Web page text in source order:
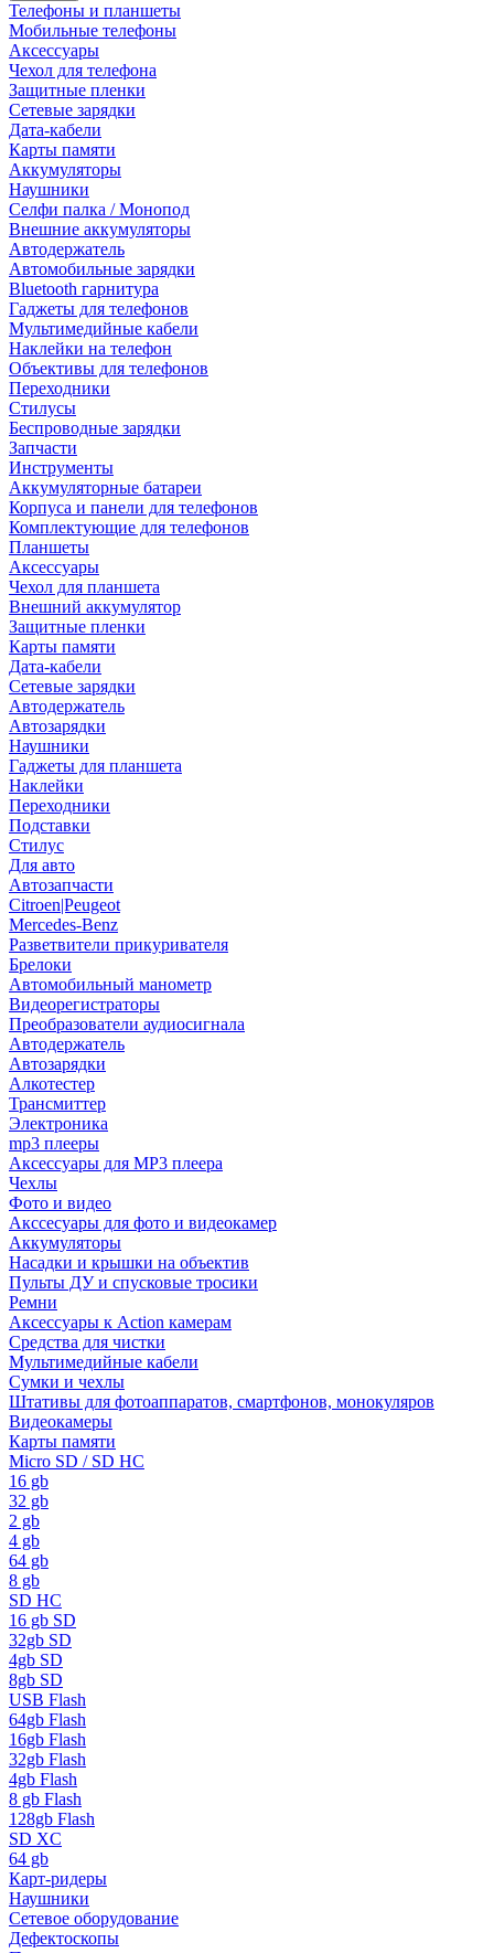
Телефоны и планшеты
Мобильные телефоны
Аксессуары
Чехол для телефона
Защитные пленки
Сетевые зарядки
Дата-кабели
Карты памяти
Аккумуляторы
Наушники
Селфи палка / Монопод
Внешние аккумуляторы
Автодержатель
Автомобильные зарядки
Bluetooth гарнитура
Гаджеты для телефонов
Мультимедийные кабели
Наклейки на телефон
Объективы для телефонов
Переходники
Стилусы
Беспроводные зарядки
Запчасти
Инструменты
Аккумуляторные батареи
Корпуса и панели для телефонов
Комплектующие для телефонов
Планшеты
Аксессуары
Чехол для планшета
Внешний аккумулятор
Защитные пленки
Карты памяти
Дата-кабели
Сетевые зарядки
Автодержатель
Автозарядки
Наушники
Гаджеты для планшета
Наклейки
Переходники
Подставки
Стилус
Для авто
Автозапчасти
Citroen|Peugeot
Mercedes-Benz
Разветвители прикуривателя
Брелоки
Автомобильный манометр
Видеорегистраторы
Преобразователи аудиосигнала
Автодержатель
Автозарядки
Алкотестер
Трансмиттер
Электроника
mp3 плееры
Аксессуары для MP3 плеера
Чехлы
Фото и видео
Акссесуары для фото и видеокамер
Аккумуляторы
Насадки и крышки на объектив
Пульты ДУ и спусковые тросики
Ремни
Аксессуары к Action камерам
Средства для чистки
Мультимедийные кабели
Сумки и чехлы
Штативы для фотоаппаратов, смартфонов, монокуляров
Видеокамеры
Карты памяти
Micro SD / SD HC
16 gb
32 gb
2 gb
4 gb
64 gb
8 gb
SD HC
16 gb SD
32gb SD
4gb SD
8gb SD
USB Flash
64gb Flash
16gb Flash
32gb Flash
4gb Flash
8 gb Flash
128gb Flash
SD XC
64 gb
Карт-ридеры
Наушники
Сетевое оборудование
Дефектоскопы